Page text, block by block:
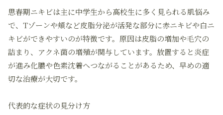
思春期ニキビは主に中学生から高校生に多く見られる肌悩み
で、Tゾーンや頬など皮脂分泌が活発な部分に赤ニキビや白ニ
キビができやすいのが特徴です。原因は皮脂の増加や毛穴の
詰まり、アクネ菌の増殖が関与しています。放置すると炎症
が進み化膿や色素沈着へつながることがあるため、早めの適
切な治療が大切です。
代表的な症状の見分け方